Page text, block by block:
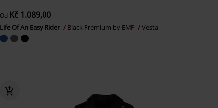
Od Kč 1.089,00
Life Of An Easy Rider Black Premium by EMP Vesta